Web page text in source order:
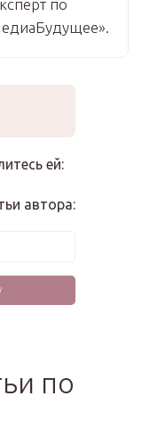
по
ей:
автора:
по